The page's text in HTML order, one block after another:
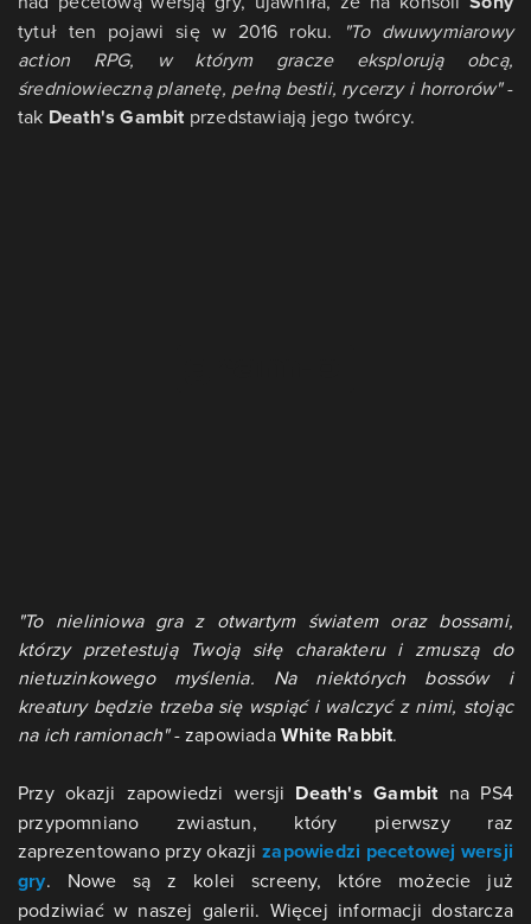
tytuł ten pojawi się w 2016 roku.
"To dwuwymiarowy
action RPG, w którym gracze eksplorują obcą,
średniowieczną planetę, pełną bestii, rycerzy i horrorów"-
tak Death's Gambitprzedstawiają jego twórcy.
"To nieliniowa gra z otwartym światem oraz bossami,
którzy przetestują Twoją siłę charakteru i zmuszą do
nietuzinkowego myślenia. Na niektórych bossów i
kreatury będzie trzeba się wspiąć i walczyć z nimi, stojąc
na ich ramionach"- zapowiadaWhite Rabbit.
Przy okazji zapowiedzi wersji Death's Gambitna PS4
przypomniano zwiastun, który pierwszy raz
zaprezentowano przy okazjizapowiedzi pecetowej wersji
gry. Nowe są z kolei screeny, które możecie już
podziwiać w naszej galerii. Więcej informacji dostarcza